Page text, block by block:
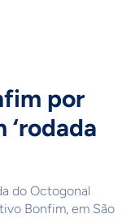
por
‘rodada
do Octogonal
Bonfim, em São